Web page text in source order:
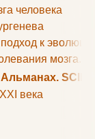
человека
к эволюции
мозга.
века